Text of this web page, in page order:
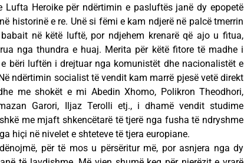
Lufta Heroike për ndërtimin e pasluftës janë dy epopetë
historinë e re. Unë si fëmi e kam ndjerë në palcë tmerrin
në këtë luftë, por ndjehem krenarë që ajo u fitua,
nga thundra e huaj. Merita për këtë fitore të madhe i
bëri luftën i drejtuar nga komunistët dhe nacionalistët e
ndërtimin socialist të vendit kam marrë pjesë vetë direkt
me shokët e mi Abedin Xhomo, Polikron Theodhori,
Garori, Iljaz Terolli etj., i dhamë vendit studime
me mjaft shkencëtarë të tjerë nga fusha të ndryshme
hiçi në nivelet e shteteve të tjera europiane.
për të mos u përsëritur më, por asnjera nga dy